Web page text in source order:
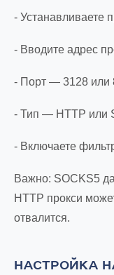
- Устанавливаете
- Вводите адрес
- Порт — 3128 или
- Тип — HTTP или
- Включаете
Важно: SOCKS5
HTTP прокси
отвалится.
НАСТРОЙКА